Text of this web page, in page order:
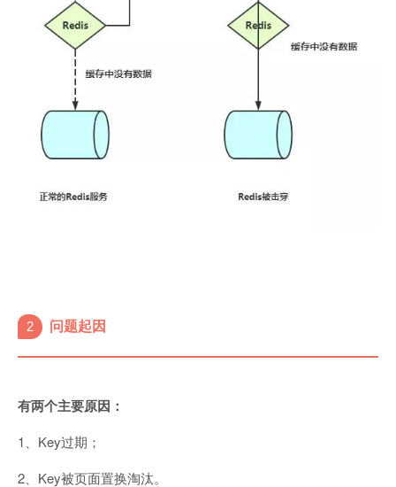
2 问题起因
有两个主要原因：
1、Key过期；
2、Key被页面置换淘汰。